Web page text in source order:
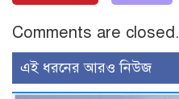
Comments are closed.
এই ধরনের আরও নিউজ